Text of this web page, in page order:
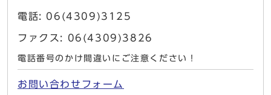
電話: 06(4309)3125
ファクス: 06(4309)3826
電話番号のかけ間違いにご注意ください！
お問い合わせフォーム